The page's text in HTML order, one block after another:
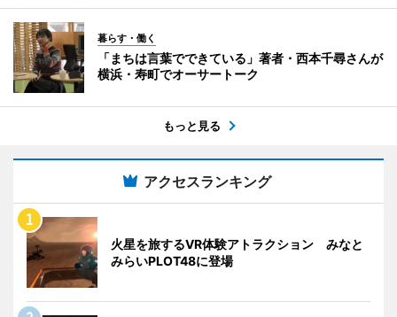
暮らす・働く
「まちは言葉でできている」著者・西本千尋さんが
横浜・寿町でオーサートーク
もっと見る
アクセスランキング
火星を旅するVR体験アトラクション みなと
みらいPLOT48に登場